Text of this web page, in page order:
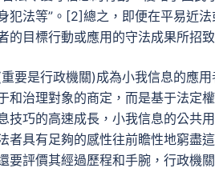
犯法等”。[2]總之，即便在平易近
的目標行動或應用的守法成果所招
要是行政機關)成為小我信息的應
和治理對象的商定，而是基于法定
技巧的高速成長，小我信息的公共
者具有足夠的感性往前瞻性地窮盡
要評價其經過歷程和手腕，行政機